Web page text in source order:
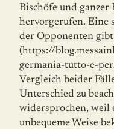
Bischöfe und ganzer
hervorgerufen. Eine
der Opponenten
(https://
germania-tutto-e-
Vergleich beider
Unterschied zu
widersprochen, weil
unbequeme Weise